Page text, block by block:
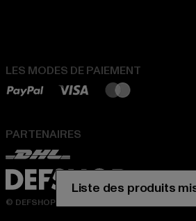
LES MODES DE PAIEMENT
PARTENAIRES
© DEFSHOP 2026. Tous droits réservés